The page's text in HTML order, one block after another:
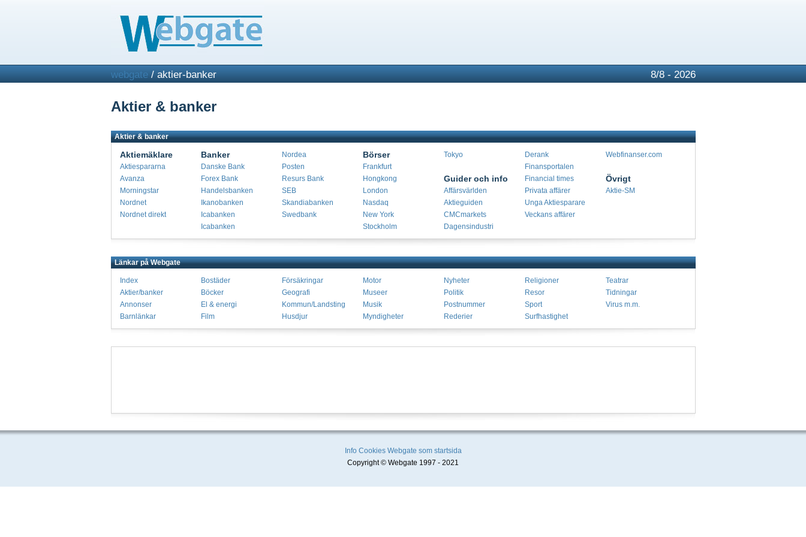
webgate/ aktier-banker 8/8 - 2026
Aktier & banker
Aktier & banker
Aktiemäklare
Aktiespararna
Avanza
Morningstar
Nordnet
Nordnet direkt
Banker
Danske Bank
Forex Bank
Handelsbanken
Ikanobanken
Icabanken
Icabanken
Nordea
Posten
Resurs Bank
SEB
Skandiabanken
Swedbank
Börser
Frankfurt
Hongkong
London
Nasdaq
New York
Stockholm
Tokyo
Guider och info
Affärsvärlden
Aktieguiden
CMCmarkets
Dagensindustri
Derank
Finansportalen
Financial times
Privata affärer
Unga Aktiesparare
Veckans affärer
Webfinanser.com
Övrigt
Aktie-SM
Länkar på Webgate
Index
Aktier/banker
Annonser
Barnlänkar
Bostäder
Böcker
El & energi
Film
Försäkringar
Geografi
Kommun/Landsting
Husdjur
Motor
Museer
Musik
Myndigheter
Nyheter
Politik
Postnummer
Rederier
Religioner
Resor
Sport
Surfhastighet
Teatrar
Tidningar
Virus m.m.
Info Cookies Webgate som startsida
Copyright © Webgate 1997 - 2021